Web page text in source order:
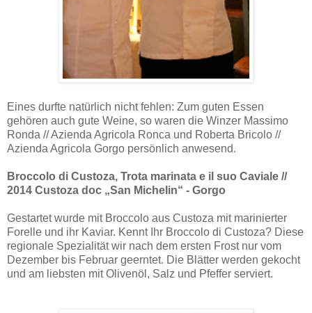
Eines durfte natürlich nicht fehlen: Zum guten Essen
gehören auch gute Weine, so waren die Winzer Massimo
Ronda // Azienda Agricola Ronca und Roberta Bricolo //
Azienda Agricola Gorgo persönlich anwesend.
Broccolo di Custoza, Trota marinata e il suo Caviale //
2014 Custoza doc „San Michelin“ - Gorgo
Gestartet wurde mit Broccolo aus Custoza mit marinierter
Forelle und ihr Kaviar. Kennt Ihr Broccolo di Custoza? Diese
regionale Spezialität wir nach dem ersten Frost nur vom
Dezember bis Februar geerntet. Die Blätter werden gekocht
und am liebsten mit Olivenöl, Salz und Pfeffer serviert.